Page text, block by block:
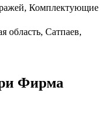
Комплектующие
область, Сатпаев,
Фирма